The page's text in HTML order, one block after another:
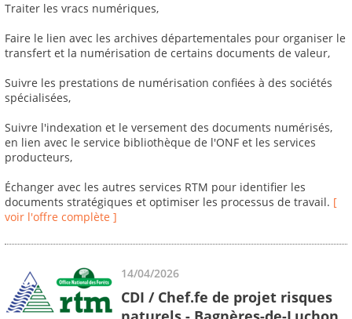
Traiter les vracs numériques,
Faire le lien avec les archives départementales pour organiser le
transfert et la numérisation de certains documents de valeur,
Suivre les prestations de numérisation confiées à des sociétés
spécialisées,
Suivre l'indexation et le versement des documents numérisés,
en lien avec le service bibliothèque de l'ONF et les services
producteurs,
Échanger avec les autres services RTM pour identifier les
documents stratégiques et optimiser les processus de travail. [
voir l'offre complète ]
14/04/2026
CDI / Chef.fe de projet risques